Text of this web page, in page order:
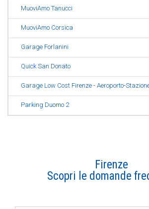
MuoviAmo Tanucci
MuoviAmo Corsica
Garage Forlanini
Quick San Donato
Garage Low Cost Firenze - Aeroporto-
Parking Duomo 2
Firenze
Scopri le domande